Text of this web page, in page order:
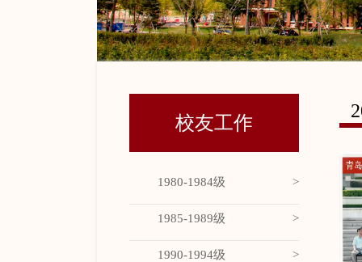
校友工作
1980-1984级
1985-1989级
1990-1994级